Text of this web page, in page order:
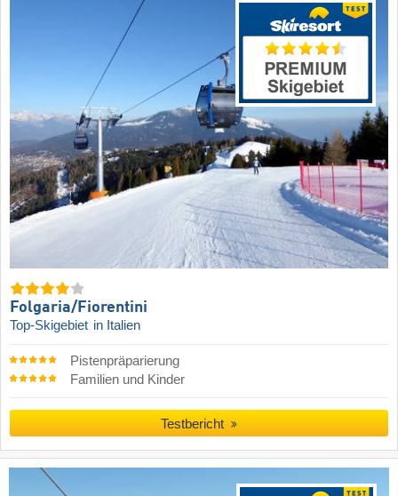
Folgaria/​Fiorentini
Top-Skigebiet in Italien
Pistenpräparierung
Familien und Kinder
Testbericht